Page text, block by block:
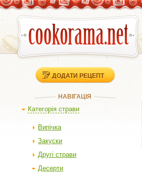
ДОДАТИ РЕЦЕПТ
НАВІГАЦІЯ
Категорія страви
Випічка
Закуски
Другі страви
Десерти